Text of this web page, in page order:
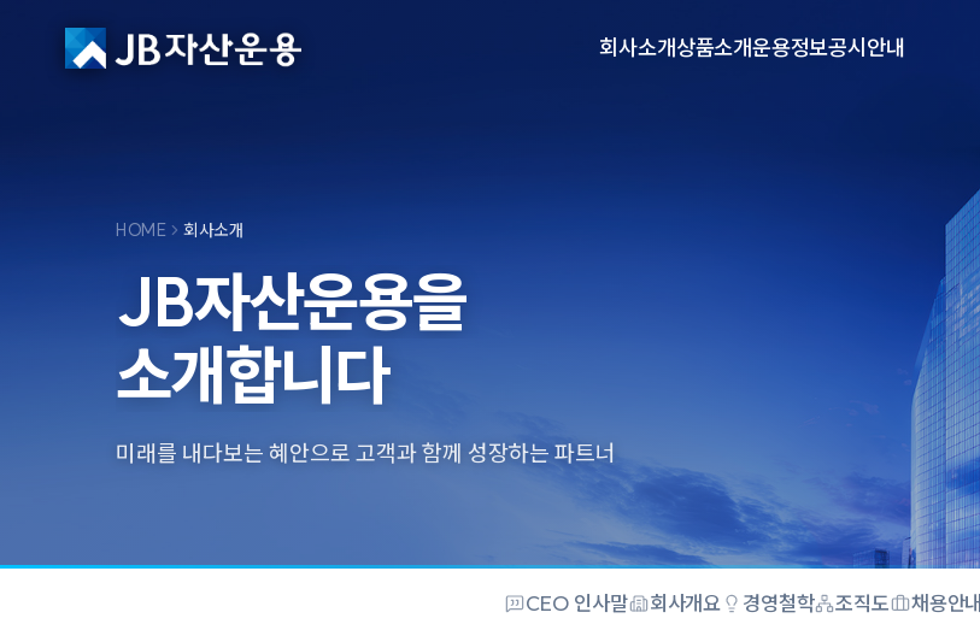
회사소개상품소개운용정보공시안내
HOME 회사소개
JB자산운용을
소개합니다
미래를 내다보는 혜안으로 고객과 함께 성장하는 파트너
CEO 인사말 회사개요 경영철학 조직도 채용안내